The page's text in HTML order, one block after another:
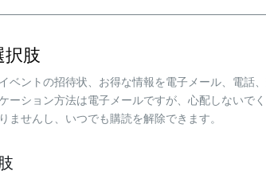
肢
ベントの招待状、お得な情報を電子メール、電話
ーション方法は電子メールですが、心配しないで
ませんし、いつでも購読を解除できます。